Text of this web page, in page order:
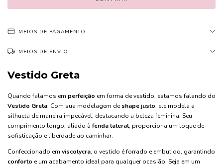
MEIOS DE PAGAMENTO
MEIOS DE ENVIO
Vestido Greta
Quando falamos em perfeição em forma de vestido, estamos falando do
Vestido Greta. Com sua modelagem deshape justo, ele modela a
silhueta de maneira impecável, destacando a beleza feminina. Seu
comprimento longo, aliado à fenda lateral, proporciona um toque de
sofisticação e liberdade ao caminhar.
Confeccionado em viscolycra, o vestido é forrado e embutido, garantindo
conforto e um acabamento ideal para qualquer ocasião. Seja em um